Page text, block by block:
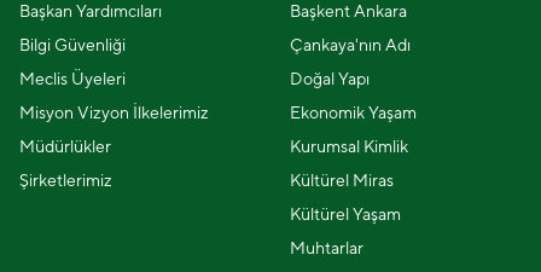
Başkan Yardımcıları
Bilgi Güvenliği
Meclis Üyeleri
Misyon Vizyon İlkelerimiz
Müdürlükler
Şirketlerimiz
Başkent Ankara
Çankaya'nın Adı
Doğal Yapı
Ekonomik Yaşam
Kurumsal Kimlik
Kültürel Miras
Kültürel Yaşam
Muhtarlar